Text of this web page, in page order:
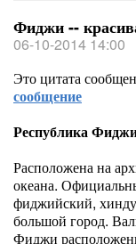
Фиджи --
06-10-2014 14:00
Это цитата
сообщение
Республика
Расположена на
океана.
фиджийский,
большой город.
Фиджи